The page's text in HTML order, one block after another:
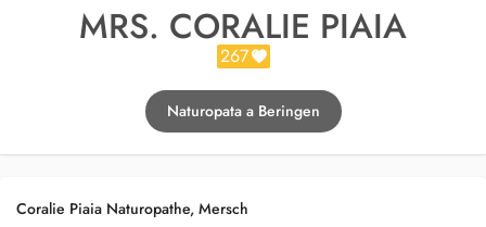
MRS. CORALIE PIAIA
267
Naturopata a Beringen
Coralie Piaia Naturopathe, Mersch